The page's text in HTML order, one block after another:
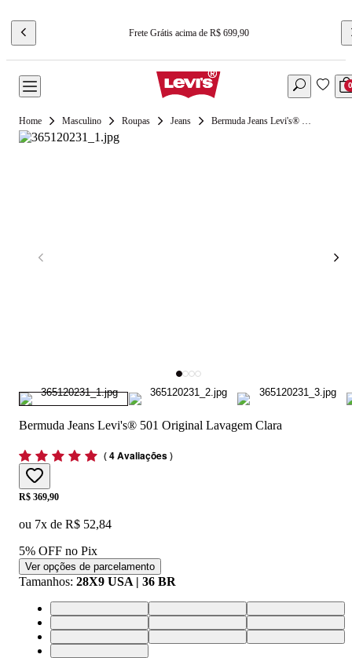
Frete Grátis acima de R$ 699,90
0
Masculino Roupas Jeans Bermuda Jeans Levi's® 501 Original Lavagem Clara
Bermuda Jeans Levi's® 501 Original Lavagem Clara
(4 Avaliações)
Price:
R$ 369,90
ou 7x de R$ 52,84
5% OFF no Pix
Ver opções de parcelamento
Tamanhos: 28X9 USA | 36 BR
28X9 USA | 36 BR30X9 USA | 38 BR32X9 USA | 40 BR
33X9 USA | 42 BR34X9 USA | 44 BR36X9 USA | 46 BR
38X9 USA | 48 BR40X9 USA | 50 BR42X9 USA | 52 BR
44X9 USA | 54 BR